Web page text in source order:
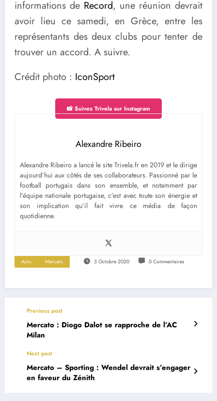
informations de Record, une réunion devrait
avoir lieu ce samedi, en Grèce, entre les
représentants des deux clubs pour tenter de
trouver un accord. A suivre.
Crédit photo : IconSport
📸 Suivez Trivela sur Instagram
Alexandre Ribeiro
Alexandre Ribeiro a lancé le site Trivela.fr en 2019 et le dirige
aujourd’hui aux côtés de ses collaborateurs. Passionné par le
football portugais dans son ensemble, et notamment par
l’équipe nationale portugaise, c’est avec toute son énergie et
son implication qu’il fait vivre ce média de façon
quotidienne.
Actu Mercato 3 Octobre 2020 0 Commentaires
Previous post
Mercato : Diogo Dalot se rapproche de l’AC
Milan
Next post
Mercato – Sporting : Wendel devrait s’engager
en faveur du Zénith